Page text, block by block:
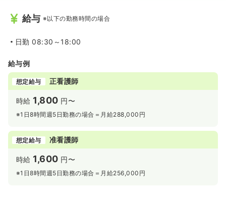
給与 ※以下の勤務時間の場合
日勤 08:30～18:00
給与例
想定給与 正看護師
時給 1,800 円〜
※1日8時間週5日勤務の場合＝月給288,000円
想定給与 准看護師
時給 1,600 円〜
※1日8時間週5日勤務の場合＝月給256,000円